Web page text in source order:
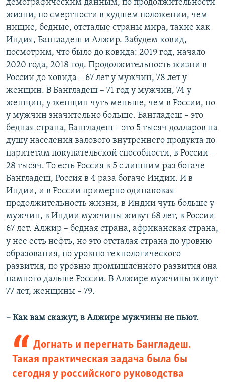
демографическим данным, по продолжительности
жизни, по смертности в худшем положении, чем
нищие, бедные, отсталые страны мира, такие как
Индия, Бангладеш и Алжир. Забудем ковид,
посмотрим, что было до ковида: 2019 год, начало
2020 года, 2018 год. Продолжительность жизни в
России до ковида – 67 лет у мужчин, 78 лет у
женщин. В Бангладеш – 71 год у мужчин, 74 у
женщин, у женщин чуть меньше, чем в России, но
у мужчин значительно больше. Бангладеш – это
бедная страна, Бангладеш – это 5 тысяч долларов на
душу населения валового внутреннего продукта по
паритетам покупательской способности, в России –
28 тысяч. То есть Россия в 5 с лишним раз богаче
Бангладеш, Россия в 4 раза богаче Индии. И в
Индии, и в России примерно одинаковая
продолжительность жизни, в Индии чуть больше у
мужчин, в Индии мужчины живут 68 лет, в России
67 лет. Алжир – бедная страна, африканская страна,
у нее есть нефть, но это отсталая страна по уровню
образования, по уровню технологического
развития, по уровню промышленного развития она
намного дальше России. В Алжире мужчины живут
77 лет, женщины – 79.
– Как вам скажут, в Алжире мужчины не пьют.
Догнать и перегнать Бангладеш.
Такая практическая задача была бы
сегодня у российского руководства